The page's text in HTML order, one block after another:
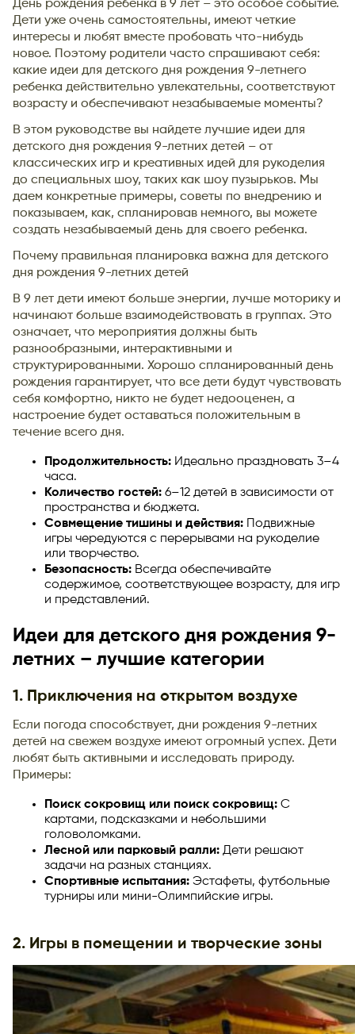
День рождения ребенка в 9 лет – это особое событие.
Дети уже очень самостоятельны, имеют четкие
интересы и любят вместе пробовать что-нибудь
новое. Поэтому родители часто спрашивают себя:
какие идеи для детского дня рождения 9-летнего
ребенка действительно увлекательны, соответствуют
возрасту и обеспечивают незабываемые моменты?
В этом руководстве вы найдете лучшие идеи для
детского дня рождения 9-летних детей – от
классических игр и креативных идей для рукоделия
до специальных шоу, таких как шоу пузырьков. Мы
даем конкретные примеры, советы по внедрению и
показываем, как, спланировав немного, вы можете
создать незабываемый день для своего ребенка.
Почему правильная планировка важна для детского
дня рождения 9-летних детей
В 9 лет дети имеют больше энергии, лучше моторику и
начинают больше взаимодействовать в группах. Это
означает, что мероприятия должны быть
разнообразными, интерактивными и
структурированными. Хорошо спланированный день
рождения гарантирует, что все дети будут чувствовать
себя комфортно, никто не будет недооценен, а
настроение будет оставаться положительным в
течение всего дня.
Продолжительность: Идеально праздновать 3–4
часа.
Количество гостей: 6–12 детей в зависимости от
пространства и бюджета.
Совмещение тишины и действия: Подвижные
игры чередуются с перерывами на рукоделие
или творчество.
Безопасность: Всегда обеспечивайте
содержимое, соответствующее возрасту, для игр
и представлений.
Идеи для детского дня рождения 9-
летних – лучшие категории
1. Приключения на открытом воздухе
Если погода способствует, дни рождения 9-летних
детей на свежем воздухе имеют огромный успех. Дети
любят быть активными и исследовать природу.
Примеры:
Поиск сокровищ или поиск сокровищ: С
картами, подсказками и небольшими
головоломками.
Лесной или парковый ралли: Дети решают
задачи на разных станциях.
Спортивные испытания: Эстафеты, футбольные
турниры или мини-Олимпийские игры.
2. Игры в помещении и творческие зоны